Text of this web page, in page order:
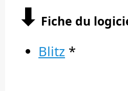
⬇︎ Fiche du
Blitz *